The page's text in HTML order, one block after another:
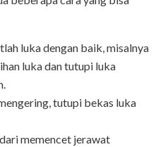
luka dengan baik, misalnya
luka dan tutupi luka
tutupi bekas luka
memencet jerawat